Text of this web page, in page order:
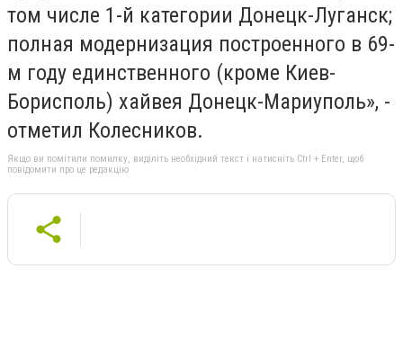
том числе 1-й категории Донецк-Луганск;
полная модернизация построенного в 69-
м году единственного (кроме Киев-
Борисполь) хайвея Донецк-Мариуполь», -
отметил Колесников.
Якщо ви помітили помилку, виділіть необхідний текст і натисніть Ctrl + Enter, щоб
повідомити про це редакцію